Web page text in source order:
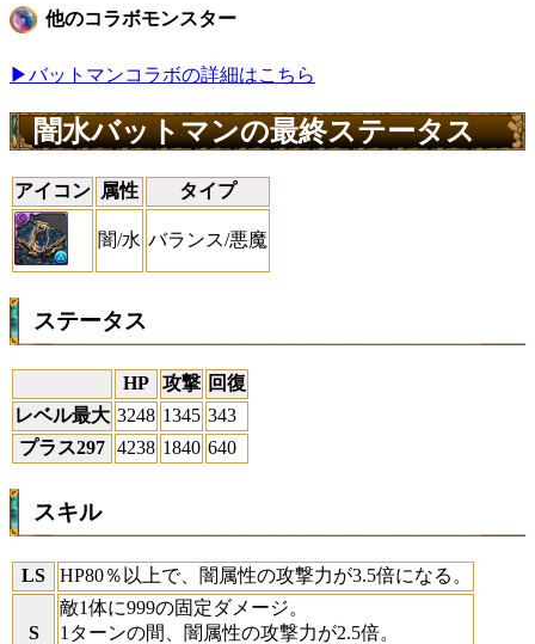
他のコラボモンスター
▶バットマンコラボの詳細はこちら
闇水バットマンの最終ステータス
アイコン 属性 タイプ
闇/水 バランス/悪魔
ステータス
HP 攻撃 回復
レベル最大 3248 1345 343
プラス297 4238 1840 640
スキル
LS HP80％以上で、闇属性の攻撃力が3.5倍になる。
S
敵1体に999の固定ダメージ。
1ターンの間、闇属性の攻撃力が2.5倍。